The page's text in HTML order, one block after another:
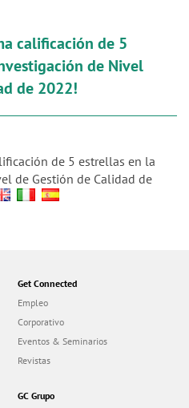
calificación de 5
de Nivel
de 2022!
de 5 estrellas en la
de Gestión de Calidad de
Get Connected
Empleo
Corporativo
Eventos & Seminarios
Revistas
GC Grupo